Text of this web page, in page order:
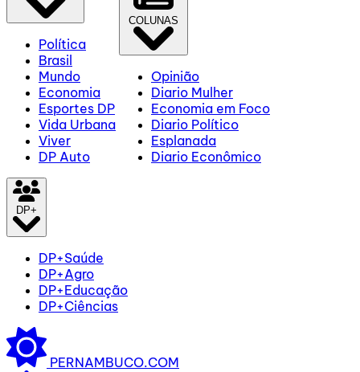
Política
Brasil
Mundo
Economia
Esportes DP
Vida Urbana
Viver
DP Auto
COLUNAS
Opinião
Diario Mulher
Economia em Foco
Diario Político
Esplanada
Diario Econômico
DP+
DP+Saúde
DP+Agro
DP+Educação
DP+Ciências
PERNAMBUCO.COM